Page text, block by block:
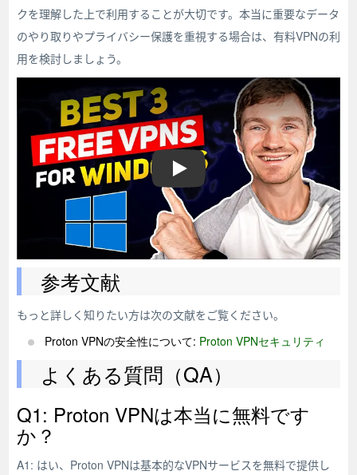
クを理解した上で利用することが大切です。本当に重要なデータ
のやり取りやプライバシー保護を重視する場合は、有料VPNの利
用を検討しましょう。
free vpn for computer
参考文献
もっと詳しく知りたい方は次の文献をご覧ください。
Proton VPNの安全性について: Proton VPNセキュリティ
よくある質問（QA）
Q1: Proton VPNは本当に無料です
か？
A1: はい、Proton VPNは基本的なVPNサービスを無料で提供し